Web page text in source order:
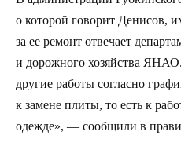
о которой говорит Денисов,
за ее ремонт отвечает
и дорожного хозяйства
другие работы согласно
к замене плиты, то есть к
одежде», — сообщили в